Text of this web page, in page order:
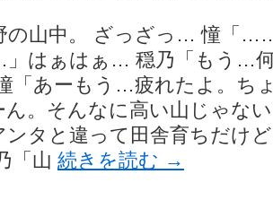
の山中。 ざっざっ… 憧「
はぁはぁ… 穏乃「もう…何
「あーもう…疲れたよ。ち
ん。そんなに高い山じゃな
ンタと違って田舎育ちだけ
「山 続きを読む →